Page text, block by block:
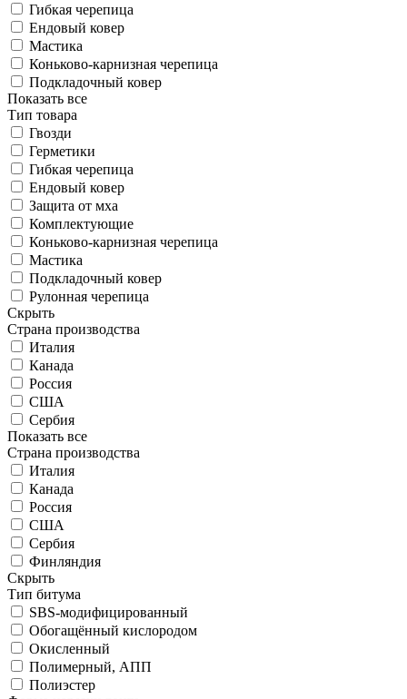
Гибкая черепица
Ендовый ковер
Мастика
Коньково-карнизная черепица
Подкладочный ковер
Показать все
Тип товара
Гвозди
Герметики
Гибкая черепица
Ендовый ковер
Защита от мха
Комплектующие
Коньково-карнизная черепица
Мастика
Подкладочный ковер
Рулонная черепица
Скрыть
Страна производства
Италия
Канада
Россия
США
Сербия
Показать все
Страна производства
Италия
Канада
Россия
США
Сербия
Финляндия
Скрыть
Тип битума
SBS-модифицированный
Обогащённый кислородом
Окисленный
Полимерный, АПП
Полиэстер